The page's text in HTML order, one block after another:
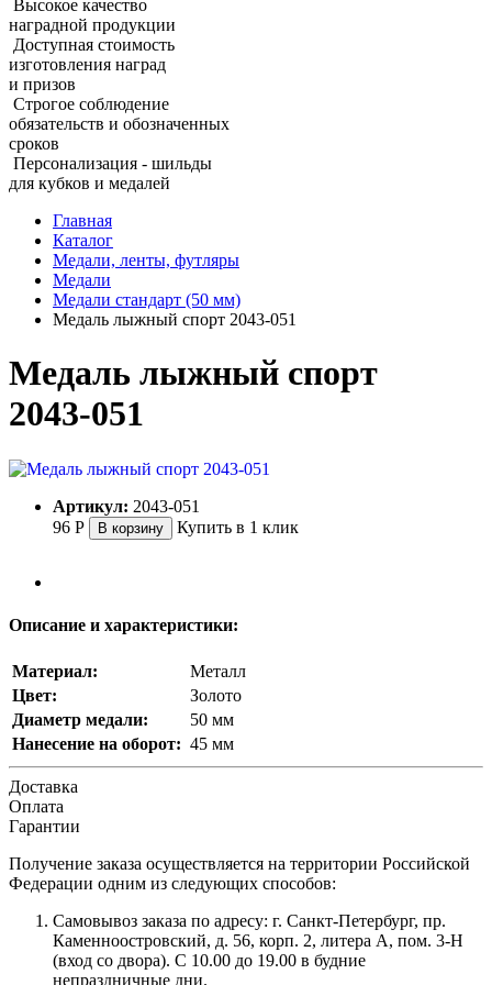
Высокое качество
наградной продукции
Доступная стоимость
изготовления наград
и призов
Строгое соблюдение
обязательств и обозначенных
сроков
Персонализация - шильды
для кубков и медалей
Главная
Каталог
Медали, ленты, футляры
Медали
Медали стандарт (50 мм)
Медаль лыжный спорт 2043‑051
Медаль лыжный спорт
2043‑051
Артикул: 2043-051
96 Р В корзину Купить в 1 клик
Описание и характеристики:
Материал:
Металл
Цвет:
Золото
Диаметр медали:
50 мм
Нанесение на оборот: 45 мм
Доставка
Оплата
Гарантии
Получение заказа осуществляется на территории Российской
Федерации одним из следующих способов:
Самовывоз заказа по адресу: г. Санкт-Петербург, пр.
Каменноостровский, д. 56, корп. 2, литера А, пом. 3-Н
(вход со двора). С 10.00 до 19.00 в будние
непраздничные дни.